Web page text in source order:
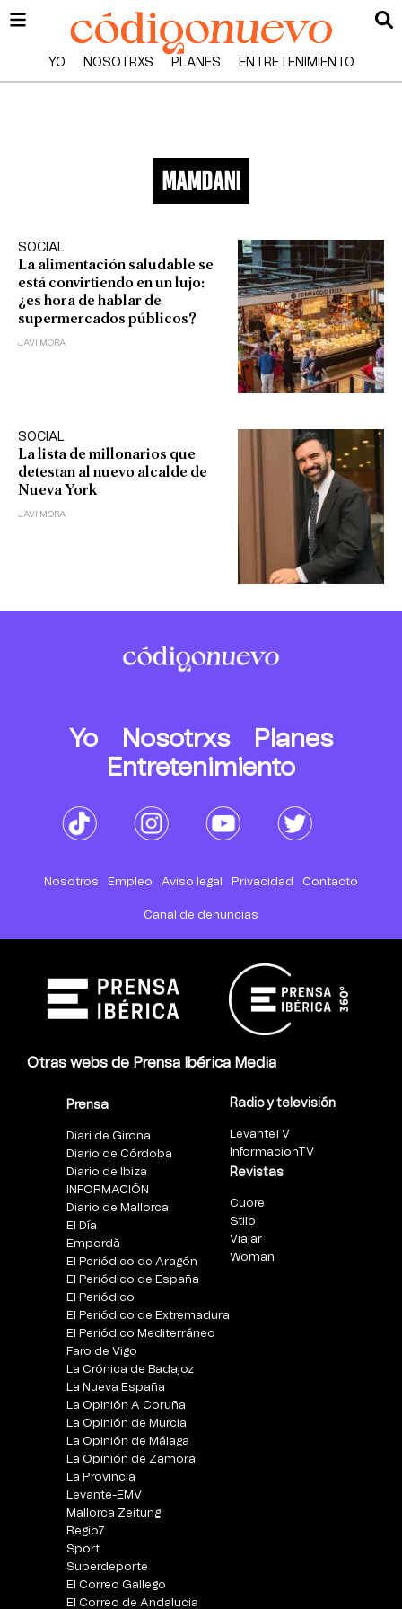
YO NOSOTRXS PLANES ENTRETENIMIENTO
mamdani
SOCIAL
La alimentación saludable se
está convirtiendo en un lujo:
¿es hora de hablar de
supermercados públicos?
JAVI MORA
SOCIAL
La lista de millonarios que
detestan al nuevo alcalde de
Nueva York
JAVI MORA
Yo Nosotrxs
Planes
Entretenimiento
Nosotros Empleo Aviso legal Privacidad Contacto
Canal de denuncias
Otras webs de Prensa Ibérica Media
Prensa
Diari de Girona
Diario de Córdoba
Diario de Ibiza
INFORMACIÓN
Diario de Mallorca
El Día
Empordà
El Periódico de Aragón
El Periódico de España
El Periódico
El Periódico de Extremadura
El Periódico Mediterráneo
Faro de Vigo
La Crónica de Badajoz
La Nueva España
La Opinión A Coruña
La Opinión de Murcia
La Opinión de Málaga
La Opinión de Zamora
La Provincia
Levante-EMV
Mallorca Zeitung
Regio7
Sport
Superdeporte
El Correo Gallego
El Correo de Andalucia
Radio y televisión
LevanteTV
InformacionTV
Revistas
Cuore
Stilo
Viajar
Woman